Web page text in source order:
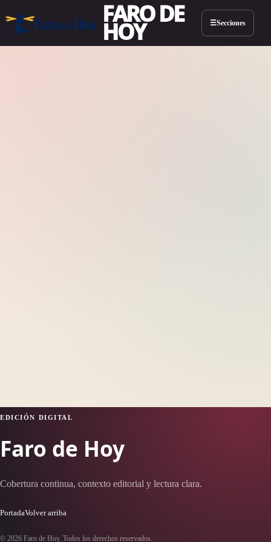
FARO DE
HOY ☰Secciones
EDICIÓN DIGITAL
Faro de Hoy
Cobertura continua, contexto editorial y lectura clara.
PortadaVolver arriba
© 2026 Faro de Hoy. Todos los derechos reservados.